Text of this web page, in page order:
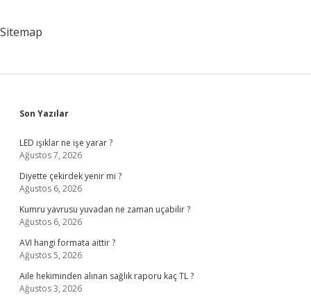
Sitemap
Sidebar
Son Yazılar
LED ışıklar ne işe yarar ?
Ağustos 7, 2026
Diyette çekirdek yenir mi ?
Ağustos 6, 2026
Kumru yavrusu yuvadan ne zaman uçabilir ?
Ağustos 6, 2026
AVI hangi formata aittir ?
Ağustos 5, 2026
Aile hekiminden alınan sağlık raporu kaç TL ?
Ağustos 3, 2026